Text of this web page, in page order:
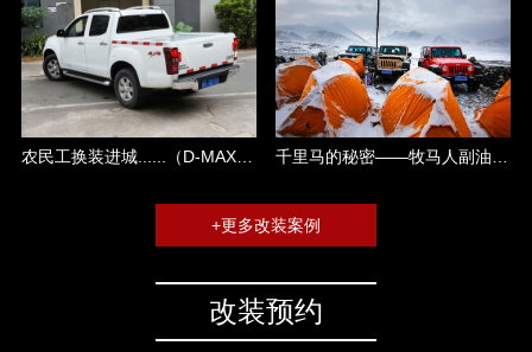
农民工换装进城......（D-MAX改装）
+更多改装案例
改装预约